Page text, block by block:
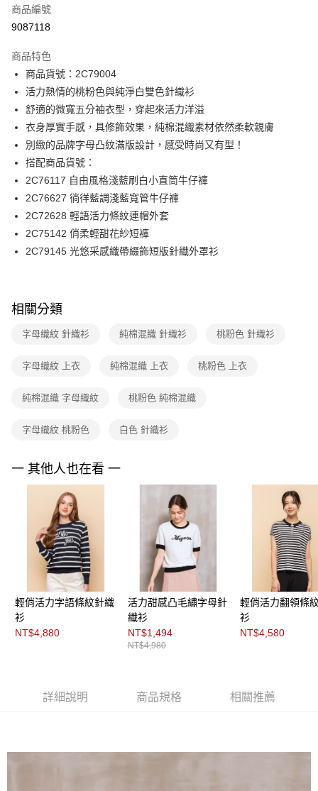
信用卡分期付款
合作金庫商業銀行
華南商業銀行
上海商業儲蓄銀行
台北富邦商業銀行
國泰世華商業銀行
兆豐國際商業銀行
臺灣中小企業銀行
台中商業銀行
匯豐（台灣）商業銀行
華泰商業銀行
聯邦商業銀行
遠東國際商業銀行
元大商業銀行
玉山商業銀行
星展（台灣）商業銀行
台新國際商業銀行
中國信託商業銀行
台灣樂天信用卡公司
LINE Pay
Apple Pay
街口支付
AFTEE先享後付
相關說明
【關於「AFTEE先享後付」】
AFTEE先享後付是「在收到商品之後才付款」的支付方式。 讓您購物簡單
１．簡單：不需註冊會員、不需綁卡、不需儲值。
２．便利：只要手機號碼，簡訊認證，即可結帳。
２．訂單成立數日內，您將收到繳費通知簡訊。
ATM／網路銀行／等多元方式進行付款，方視為交易完成。
後付繳納相關費用。
是否繳費成功／繳費後需取消欲退款等相關疑問，請聯繫「AFTEE先享後付
【注意事項】
易，需依本服務之必要範圍內提供個人資料，並將交易相關給付款項請求債
權轉讓予恩沛科技股份有限公司。
２．關於個人資料處理事宜，請瀏覽以下網址：
https://aftee.tw/terms/#terms3
３．未成年的使用者請事先徵得法定代理人或監護人之同意方可使用
「AFTEE先享後付」，若未經同意申辦者引起之損失，本公司不負相關責
４．使用「AFTEE先享後付」時，將依據個別帳號之用戶狀況，依本公司即
時審查核予不同之上限額度；若仍有額度不足之情形，本公司將視審查結果
請求用戶進行身份認證。
５．嚴禁一人註冊多個帳號或使用他人資訊註冊。若發現惡意使用之情形，
恩沛科技股份有限公司將有權停止該用戶之使用額度並採取法律行動。
付款後全家FamilyMart取貨
每筆NT$90，滿NT$3,600(含以上)免運費
黑貓宅配
每筆NT$200，滿NT$8,000(含以上)免運費
付款後門市自取
商品編號
9087118
商品特色
商品貨號：2C79004
活力熱情的桃粉色與純淨白雙色針織衫
舒適的微寬五分袖衣型，穿起來活力洋溢
衣身厚實手感，具修飾效果，純棉混織素材依然柔軟親膚
別緻的品牌字母凸紋滿版設計，感受時尚又有型！
搭配商品貨號：
2C76117 自由風格淺藍刷白小直筒牛仔褲
2C76627 徜徉藍調淺藍寬管牛仔褲
2C72628 輕語活力條紋連帽外套
2C75142 俏柔輕甜花紗短褲
2C79145 光悠采感織帶綴飾短版針織外罩衫
相關分類
字母織紋 針織衫 純棉混織 針織衫 桃粉色 針織衫
字母織紋 上衣 純棉混織 上衣 桃粉色 上衣
純棉混織 字母織紋 桃粉色 純棉混織
字母織紋 桃粉色 白色 針織衫
一 其他人也在看 一
輕俏活力字語條紋針織
衫
NT$4,880
活力甜感凸毛繡字母針
織衫
NT$1,494
NT$4,980
輕俏活力翻領條
衫
NT$4,580
詳細說明 商品規格 相關推薦